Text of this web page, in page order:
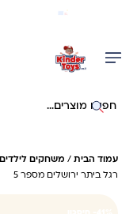
חיפוש באתר
עמוד הבית / משחקים לילדים
רגל ביתר ירושלים מספר 5